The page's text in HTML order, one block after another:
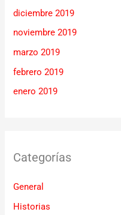
diciembre 2019
noviembre 2019
marzo 2019
febrero 2019
enero 2019
Categorías
General
Historias